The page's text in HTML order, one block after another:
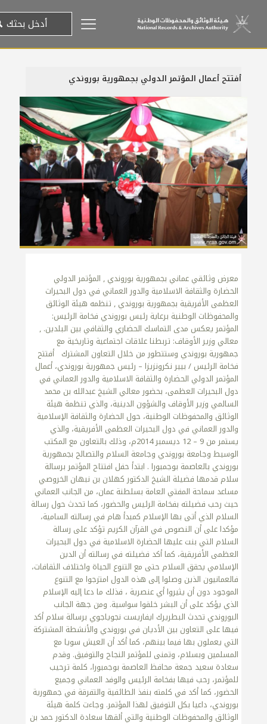
أفتتح أعمال المؤتمر الدولي بجمهورية بوروندي
10 ديسمبر، 2014
معرض وثائقي عماني بجمهورية بوروندي , المؤتمر الدولي الحضارة والثقافة الاسلامية والدور العماني في دول البحيرات العظمى الأفريقية بجمهورية بوروندي , تنظمه هيئة الوثائق والمحفوظات الوطنية برعاية رئيس بوروندي فخامة الرئيس: المؤتمر يعكس مدى التماسك الحضاري والثقافي بين البلدين. , معالي وزير الأوقاف: تربطنا علاقات اجتماعية وتاريخية مع جمهورية بوروندي وستتطور من خلال التعاون المشترك أفتتح فخامة الرئيس / بيير نكرونزيزا – رئيس جمهورية بوروندي، أعمال المؤتمر الدولي الحضارة والثقافة الاسلامية والدور العماني في دول البحيرات العظمى، بحضور معالي الشيخ عبدالله بن محمد السالمي وزير الأوقاف والشؤون الدينية، والذي تنظمة هيئة الوثائق والمحفوظات الوطنية، حول الحضارة والثقافة الإسلامية والدور العماني في دول البحيرات العظمى الأفريقية، والذي يستمر من 9 – 12 ديسمبر 2014م، وذلك بالتعاون مع المكتب الوسيط وجامعة بوروندي وجامعة السلام والتصالح بجمهورية بوروندي بالعاصمة بوجمبورا . ابتدأ حفل افتتاح المؤتمر برسالة سلام قدمها فضيلة الشيخ الدكتور كهلان بن نبهان الخروصي مساعد سماحة المفتي العامة بسلطنة عمان، من الجانب العماني حيث رحب فضيلته بفخامة الرئيس والحضور، كما تحدث حول رسالة السلام الذي أتى بها الإسلام كمبدأ هام في رسالته السامية، مؤكدا على أن النصوص في القرآن الكريم تؤكد على رسالة السلام التي بنت عليها الحضارة الاسلامية في دول البحيرات العظمى الأفريقية، كما أكد فضيلته في رسالته أن الدين الإسلامي يحقق السلام حتى مع التنوع الحياة واختلاف الثقافات، فالعمانيون الذين وصلوا إلى هذه الدول امتزجوا مع التنوع الموجود دون أن يثيروا أي عنصرية ، فذلك ما دعا إليه الإسلام الذي يؤكد على أن البشر خلقوا سواسية. ومن جهة الجانب البوروندي تحدث البطريرك ايفاريست نجوياجوي برسالة سلام أكد فيها على التعاون بين الأديان في بوروندي والأنشطة المشتركة التي يعملون بها فيما بينهم، كما أكد أن العيش سويا مع المسلمين وبسلام، وتمنى للمؤتمر النجاح والتوفيق. وقدم سعادة سعيد جمعة محافظ العاصمة بوجمبورا، كلمة ترحيب للمؤتمر، رحب فيها بفخامة الرئيس والوفد العماني وجميع الحضور، كما أكد في كلمته بنفذ الطائفية والتفرقة في جمهورية بوروندي، داعيا بكل التوفيق لهذا المؤتمر. وجاءت كلمة هيئة الوثائق والمحفوظات الوطنية والتي ألقها سعادة الدكتور حمد بن محمد الضوياني رئيس هيئة الوثائق والمحفوظات الوطنية، حيث قال فيها ” إنه لمن دواعي سرورنا أن نرحب بكم أجمل ترحيب ونحييكم تحية طيبة في هذا الحفل البهيج وفي هذا البلد الطيب والشعب الكريم في جمهورية بوروندي الصديقة ونتشرف في هذا اليوم بحضور فخامتكم ورعايتكم الكريمة بافتتاح المؤتمر الدولي الثالث ” الحضارة والثقافة الإسلامية والدور العماني في دول البحيرات العظمى الأفريقية ” الذي ينظم من قبل هيئة الوثائق والمحفوظات الوطنية بسلطنة عُمان وبالتعاون مع المكتب الوسيط وجامعة بوروندي وجامعة السلام والتصالح مما يتوجب لازاماً علينا الإشادة بالجهود الحثيثة والأعمال الجليلة التي بذلت في سبيل الإعداد والتحضير لأعمال هذا المؤتمر الذي حظى بـمتابعة وإشراف وإهتمام من فخامتـكم الكريم ومن حكومتـكم الموقرة سـعياً نحـو تحقيق الأهداف المرجوة والغايات المنشودة لما لهذا المؤتمر من أهمية تاريخية وحضارية وإجتماعية وثقافية تبرزها البحوث والدراسات التي تظهر من موضوعاتها وشائج القربى بين العمانيين وأهلهم وإخوانهم في شرق إفريقيا ودول البحيرات العظمى فكان إرتباطاً وثيقاً منذ أقدم العصور بدء بالنشاط والتبادل التجاري والهجرات الفردية والجماعية إلى المنطقة بصفة دائمة وقد تعزز الوجود العماني بظهور الإسلام وأصبح التعايش نموذجاً للعيش المشترك وتأسيس ثقافة جديدة يسودها الإحترام والسلام بين الجميع في إطار منظور ينطلق من علاقات وطيدة ووشائج أسرية وأخوية مع عمان وقد خلقت هذه الهجرات نتائج أهم عناصرها تقوية مواطن الإستقرار والعمل معاً لتعمير الأرض وإختلاف نمط العيش والسلوك كما أن الهجرات من الأقوام البشرية المختلفة وتنقلاتها عبر القارة الأفريقية مكنت الأقوام البشرية من التكييف مع الطبيعة التي استقرت فيها ووفرت مصادر رزقها وأوجدت التمازج بين الجماعات في العيش سلماً وحرباً فأفريقيا موطناً للحضارات مما أهلها في التواصل مع الجانب الآخر من العالم وقد مهد ذلك في الهجرات العُمانية لساحل شرق إفريقيا ودول البحيرات العظمى قبل ظهور الاسلام وتعمقت الصلات بين عرب عُمان وافريقيا بصفة خـاصة مع ظهور الاســــلام الذي أعطى العلاقات العربية الافريقية بعداً روحياًومادياً بالغ الأثر وارتبطوا بأنفسهم بمصالح مشتركة وامتزاج العرب العُمانيون وغيرهم بعلاقات الاختلاط والمصاهرة ونمت ثقافة جديدة ارتكزت على دخول الاسلام واللغة العربية مما أثر الواقع الاجتماعي والفكري واللغوي في دعم هذه الأدلة التاريخية وساعد الإسلام كثيراً على صهر وتمازج العنصرين العربي والسكان المحليين وأسهمت الظروف الجغرافية من التداخل والتقارب بين الشركاء على التراب الأفريقي لاسيما الموجات الأولى لهجرة التجارة وخدماتها وأوجدت إنفتاحاً قسرياً بسبب الطرق البحرية ومواسم الإبحار مما شجع على الإستقرار وأوجد ظروفاً تاريخية مشتركة وميولاً سياسية إستطاعت أن تشكل نوعاً من التحالف والتنافس والعيش والتعايش وتأكيد الأدوار الإجتماعية وتحديدها وتأصيل أسلوب ونمط العلاقة مع سائر البشر فيما يجمعهم من النظرة الإنسانية لمقتضيات الحياة ومتطلباتها وفق العيش والإنتماء سوياً في وطن يتسع لجميع فئاته وإن مبادئ وتعاليم الإسلام عملت على إقامة قواعد المجتمع البشري على القيم السامية المتمثلة بالعدالة والحرية والمساواة بين جميع أبناء البشر بغض النظر عن دينهم ولونهم وجنسهم وعرقهم وفي ظل ما يشهده العالم من اضطرابات عديدة يجعلنا أحوج ما نكون للعمل على نشر أسباب السلم والعدل وخاصة إحترام الشرائع السماوية مما يسهم هذا المسلك في حفظ ضرورات البشر في أرواحهم وأعراضهم وثقافاتهم واحترام خصوصياتهم الوطنية والقومية وعــدم إنتهاك سيادة بلدانهم واستقرارهم وأمنهم وأن يجعلوا من هذا التنوع في الشرائع والأديان والثقافات والإمكانيات والمهارات البشرية منطقاً للتعاون وحافزاً للتكامل بين حقوق الإنسان وواجباته على مستويات المواطنة يتحقق من خلالها العدل وتصان كرامة الإنسان والعيش الآمن المستقر بين الناس جميعاً أفراداً وجماعات وإنه لمن المناسب الإشادة لما حظى به العُمانيون من إهتمام ورعاية أخوية من أشقائهم البورونديين اتسمت بالتسامح والتواصل والعيش المشترك منذ مئات السنين ومن هنا نؤكد على أهمية العلاقة العُمانية الأفريقية فعُمان ذات ماضي عريق وتاريخ مجيد وحضارة ضاربة في أعماق التاريخ فأصبح لها سمعتها ومكانتها المرموقة على مستوى العالم مما مكن السلطان سعيد إبن سلطان في القرن التاسع عشرفي وضع الأسس الدبلوماسية الحديثة تمثلت في إرساء العلاقات الخارجية وعقد المعاهدات والتمثيل السياسي وإنشاء الوكالات وإرسال السفراء وتبادل الهدايا مع الرؤساء وزعماء العالم وارتباطه بعلاقات متوازنة مع الدول الأوروبية المتنافسة على المنطقة في إطار الاحترام المتبادل وقد وفرت تلك السياسة الأمن والاستقرار وأسهمت في إزدهار الحضارة والنهضة العُمانية لتصل في عهدها الزاهر الميمون بقيادة حضرت صاحب الجلالة السلطان قابوس بن سعيد المعظم لتؤكد المواقف النبيلة والمبادئ السامية الرفيعة لحسن التعامل وثوابت المواقف ومديد المحبة والسلام ونشر الطمأنينة والأمان وإنطلاقاً من تلك المبادئ يأتي اهتمام هيئة الوثائق والمحفوظات الوطنية فـي الإعـداد والـتنظيم لـهذا المؤتمر “الـــحـــضارة والثقافة الإســـلامية في دول البحيرات العظمى” بالتعاون مع المكتب الوسيط وجامعة بوروندي وجامعة السلام والتصالح فكانت بوروندي مركز الإختيار لهذا الحدث الهام بفضل ما حظي به المؤتمر من دعم وإهتمام من فخامتكم ومباركتكم الكريمة والتعاون الإيجابي من أعضاء اللجنة المشتركة والتنسيق الذي صاحب هذا الإعداد مما كان له الأثر الطيب للعمل سوياً إعداداً وتنظيماً وتنسيقاً في جميع مجالات أعمال المؤتمر والمعرض الوثائقي المصاحب له والذي يحكي جانباً مهماً من تاريخ عُمان وحضارتها التليدة ونحن نقيم هذا الحدث إذ نعتز ونفخر بالعلاقة المتنامية والأخوة الصادقة التي تجمعنا وما نشهده اليوم من تلاحم لتناول التاريخ والحضارة في هذا البلد العظيم بأهله الذي يسوده التسامح والمودة والإخاء لندعو الله جلت قدرته أن يمّن على بلدكم بالخير والسلام والأمن والتقدم والإزدهار كما ندعو الله جلت قدرته أن يحقق لعُمان الرفعة والعزة والمجد والرخاء وأن ينعم الله على جلالة السلطان قابوس المعظم دوام الصحة والعافية والعمر المديد. وفي الختام يشرفني أن أتوجه إلى مقام فخامتكم بخالص الشكر وعظيم التقدير على ما حظينا به من الرعاية والإهتمام من قبل شخصكم الكريم وحكومتكم الموقرة وعلى ما لقيناه من تعاونكم الذي ترك في نفوسنا بالغ الأثر في سبيل تحقيق الأهداف والمتطلبات لهذا المؤتمر، والشكر موصول لمعالي الدكتور/ محمـد خلفان روكارا – رئيس مكتب الوسيط على ما بذله من الجهد المتواصل والتنسيق الـدائم والـعمل مع اللـجنة المشتركةفي إعـداد المؤتمر علمياً وتنظيمياً وإدارياً فلهم منا عظيم الشكر والتقدير، وللأساتذة الكرام الذين كان لهم الفضل في إنعقاد هذا المؤتمر بفضل ما قدموه من بحوث ودراسات علمية قيمة في خدمة البحث العلمي والإبداع الفكري. كما يشرفني أن أتوجه بخالص الشكر وعظيم التقدير لمعالي الشيخ الأكرم/ عبدالله بن محمد السالمي الموقر–وزيرالأوقاف والشؤون الدينية والوفد المرافق لمعاليه والذي شرفنا بهذا الحضور ممثلاً للحكومة الموقرة، وتحية خاصة لجميع الموظفين في هيئة الوثائق والمحفوظات الوطنية على العمل الدوؤب والنشاط المتواصل والشكر والتقدير لجميع من شارك وحضر ولكم منا خالص التحية ووافر السلام ” بعدها قدم الدكتور علي بن هلال العبري قصيدة شعرية بهذه المناسبة، تلا ذلك تقديم ورقة عمل المتحدث الرسمي للمؤتمر معالي الدكتور محمد خلفان روكارا الوسيط لجمهورية بوروندي، والذي جاءت بعنوان دور العمانيين في نشر الإسلام والثقافة الإسلامية في دول بحيرات العظمى الأفريقية ، وأبرز ما جاء فيها، الحديث حول ما تشمله منطقة البحيرات العظمى حاليا من دول وهي بوروندي ورواندا وأوغندا والكونغو الديمقراطية وتنزانيا، وهي من أغنى مناطق أفريقيا بالماء ومصادر الثروة، بل هي أغنى مصدر للماء في قارة أفريقيا فهي خزان ماء ضخم وهي منبع نهر النيل وهي الغنية باليورانيوم، والكوبالت، والنحاس، والألماس، والذهب، والأحجار الكريمة، وبها شلالات إنجا (Inga Falls) التي تكفي لسد احتياجات القارة الأفريقية من الطاقة الكهربائية. وبين معالية بأن للعمانيين منــذ القدم دوراً رائــداً في منطقة البحيرات العظمى الأفريقية على كافة المستويات، الديـنية والثقافية والاقتصادية والاجتماعية والحضارية، ومن هذا المنطلق يقوم هذا البحث بدراسة دور العمانيين في نشر الإسلام والثقافة الإسلامية في المنطقة من ناحيتين: الأولى دور الدعـاة العُمانـيين في نشر الإسلام والثقافة الإسلامية، والثانية دور العلماء العُمانيين في نشر الإسلام والثقافة الإسلامية، ودراسة تلك النواحي يكون من خلال بيان أهمية الموقع والقيمة الاقتصادية لمنطقة البحيرات العظمى من خلال تحليل التفاعلات المؤثرة التالية: الناحية الدينية والثقافية، الناحية الاقتصادية والعسـكرية، الناحية الاجتماعية والحضارية. بعد لك جاءت كلمة معالي الشيخ وزير الأوقاف حيث تحدث فيها عن العلاقات العمانية الإفريقية والتي تمتد منذ عصور قديمة، كما أن هذا المؤتمر الحضاري القائم بين السلطنة و وجمهورية بوروندي هو فاتحت خير لتعاون المشترك بين البلدين, و أضاف بان هناك علاقات اجتماعية وتاريخية تربطنا وسوف تتطور أن شاء الله مع جمهورية بوروندي ” بعدها تحدث فخامة رئيس جمهورية بوروندي بكلمة المؤتمر قال فيها : ” نتشرف باستضافة هذا المؤتمر الدولي الذي يقام على أرض جمهورية بوروندي، ويعكس هذا المؤتمر